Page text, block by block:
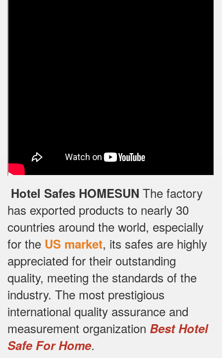
Hotel Safes HOMESUN The factory
has exported products to nearly 30
countries around the world, especially
for the US market, its safes are highly
appreciated for their outstanding
quality, meeting the standards of the
industry. The most prestigious
international quality assurance and
measurement organization Best Hotel
Safe For Home.